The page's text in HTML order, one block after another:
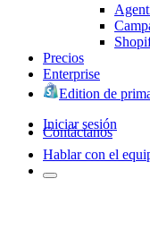
Precios
Enterprise
Edition de
Iniciar sesión
Contáctanos
Hablar con el